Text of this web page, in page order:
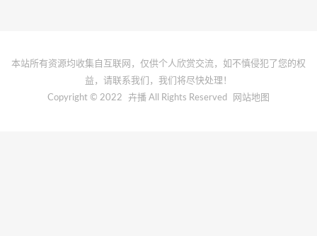
本站所有资源均收集自互联网，仅供个人欣赏交流，如不慎侵犯了您的权
益，请联系我们，我们将尽快处理！
Copyright © 2022
卉播 All Rights Reserved 网站地图